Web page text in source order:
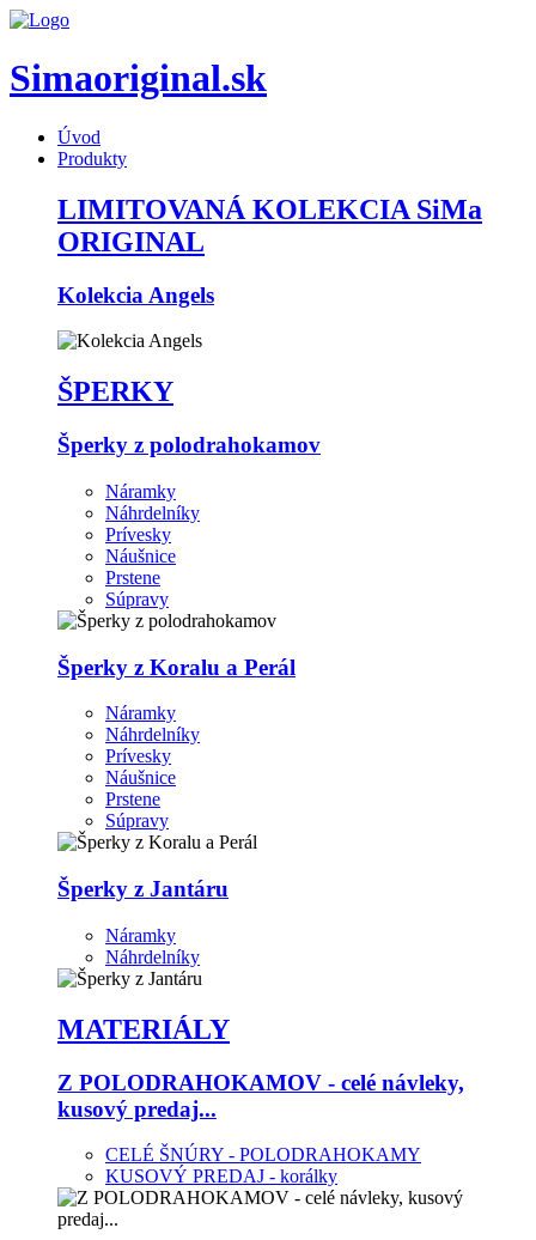
Simaoriginal.sk
Úvod
Produkty
LIMITOVANÁ KOLEKCIA SiMa
ORIGINAL
Kolekcia Angels
ŠPERKY
Šperky z polodrahokamov
Náramky
Náhrdelníky
Prívesky
Náušnice
Prstene
Súpravy
Šperky z Koralu a Perál
Náramky
Náhrdelníky
Prívesky
Náušnice
Prstene
Súpravy
Šperky z Jantáru
Náramky
Náhrdelníky
MATERIÁLY
Z POLODRAHOKAMOV - celé návleky,
kusový predaj...
CELÉ ŠNÚRY - POLODRAHOKAMY
KUSOVÝ PREDAJ - korálky